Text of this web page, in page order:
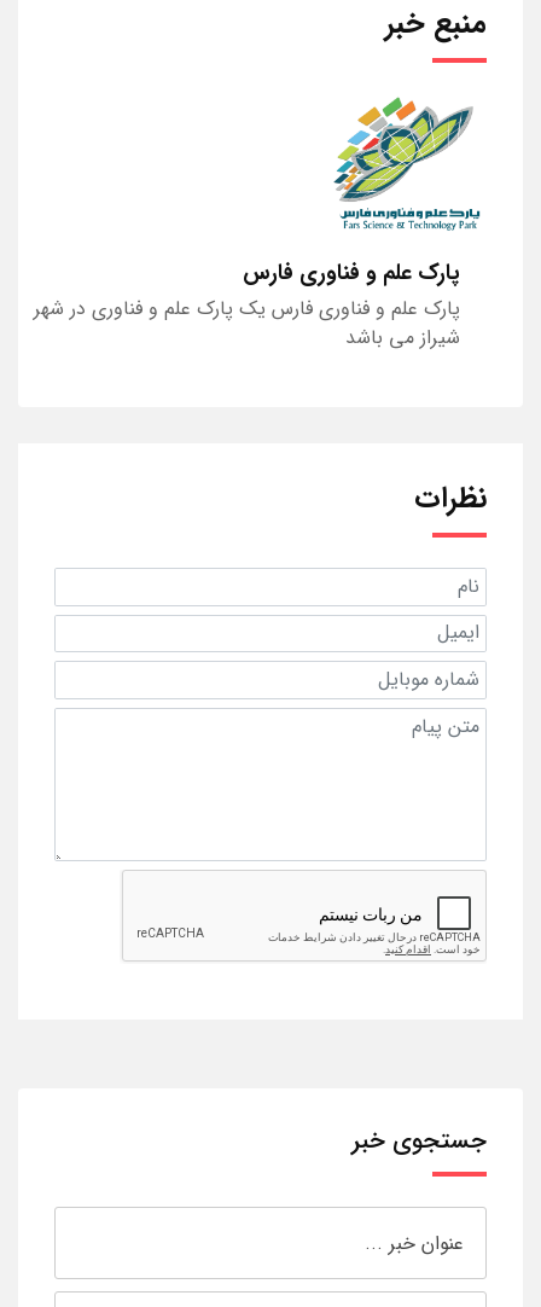
منبع خبر
پارک علم و فناوری فارس
پارک علم و فناوری فارس یک پارک علم و فناوری در شهر
شیراز می باشد
نظرات
جستجوی خبر